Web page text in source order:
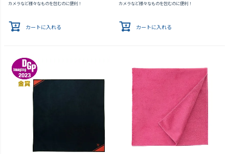
カメラなど様々なものを包むのに便利！
カートに入れる
カメラなど様々なものを包むのに便利！
カートに入れる